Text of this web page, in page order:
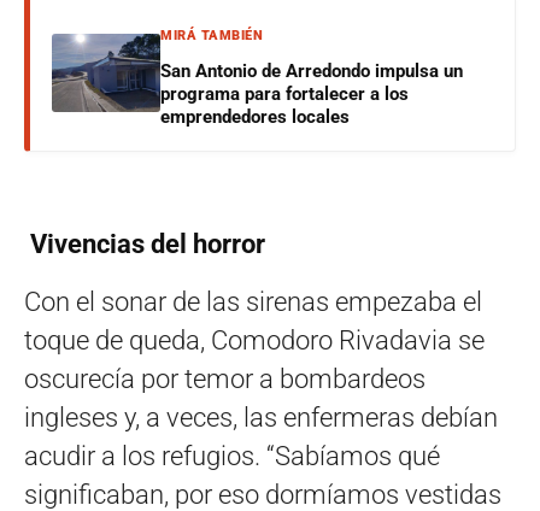
MIRÁ TAMBIÉN
San Antonio de Arredondo impulsa un
programa para fortalecer a los
emprendedores locales
Vivencias del horror
Con el sonar de las sirenas empezaba el
toque de queda, Comodoro Rivadavia se
oscurecía por temor a bombardeos
ingleses y, a veces, las enfermeras debían
acudir a los refugios. “Sabíamos qué
significaban, por eso dormíamos vestidas